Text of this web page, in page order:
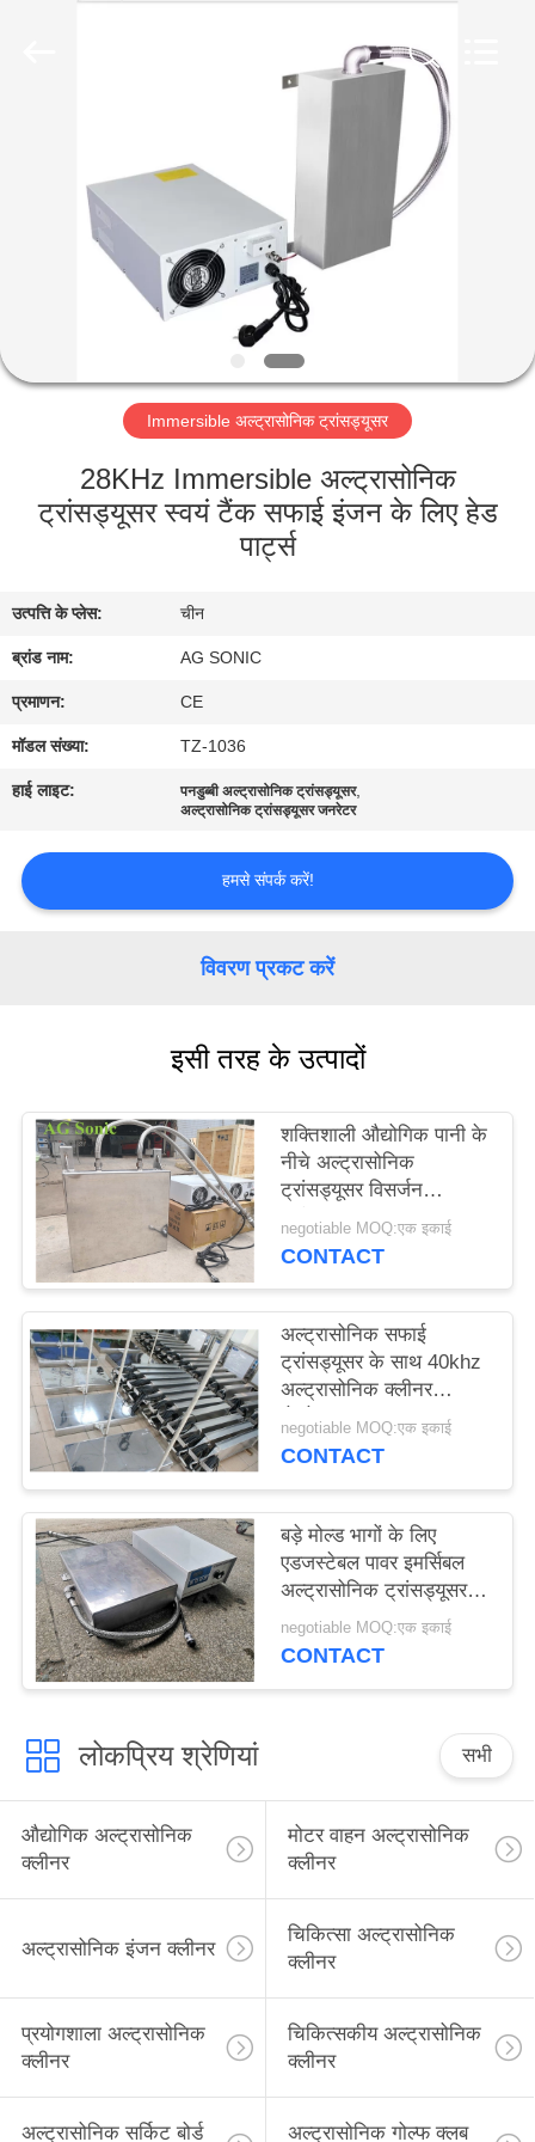
हमारे
भ्रमण
गुणवत्ता
नियंत्रण
संपर्क
समाचार
विनती
करे
साइटमैप
PRIVACY
POLICY
Immersible अल्ट्रासोनिक ट्रांसड्यूसर
28KHz Immersible अल्ट्रासोनिक
ट्रांसड्यूसर स्वयं टैंक सफाई इंजन के लिए हेड
पार्ट्स
उत्पत्ति के प्लेस: चीन
ब्रांड नाम: AG SONIC
प्रमाणन: CE
मॉडल संख्या: TZ-1036
हाई लाइट: पनडुब्बी अल्ट्रासोनिक ट्रांसड्यूसर,
अल्ट्रासोनिक ट्रांसड्यूसर जनरेटर
हमसे संपर्क करें!
विवरण प्रकट करें
इसी तरह के उत्पादों
शक्तिशाली औद्योगिक पानी के
नीचे अल्ट्रासोनिक
ट्रांसड्यूसर विसर्जन
ट्रांसड्यूसर
negotiable MOQ:एक इकाई
CONTACT
अल्ट्रासोनिक सफाई
ट्रांसड्यूसर के साथ 40khz
अल्ट्रासोनिक क्लीनर
जेनरेटर 1200w
negotiable MOQ:एक इकाई
CONTACT
बड़े मोल्ड भागों के लिए
एडजस्टेबल पावर इमर्सिबल
अल्ट्रासोनिक ट्रांसड्यूसर
1800W
negotiable MOQ:एक इकाई
CONTACT
लोकप्रिय श्रेणियां सभी
औद्योगिक अल्ट्रासोनिक
क्लीनर
मोटर वाहन अल्ट्रासोनिक
क्लीनर
अल्ट्रासोनिक इंजन क्लीनर
चिकित्सा अल्ट्रासोनिक
क्लीनर
प्रयोगशाला अल्ट्रासोनिक
क्लीनर
चिकित्सकीय अल्ट्रासोनिक
क्लीनर
अल्ट्रासोनिक सर्किट बोर्ड अल्ट्रासोनिक गोल्फ क्लब